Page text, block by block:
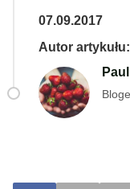
07.09.2017
Autor artykułu: